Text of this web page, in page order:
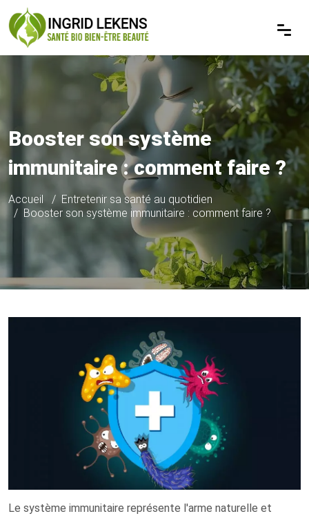
Booster son système
immunitaire : comment faire ?
Accueil
Entretenir sa santé au quotidien
Booster son système immunitaire : comment faire ?
Le système immunitaire représente l'arme naturelle et